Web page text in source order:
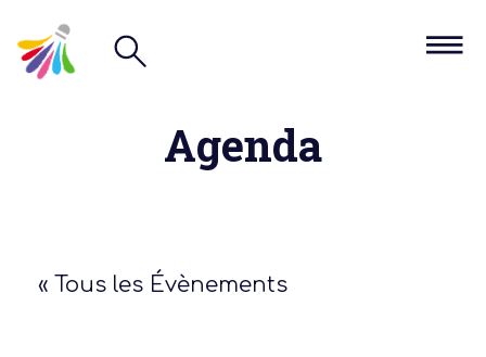
Agenda
« Tous les Évènements